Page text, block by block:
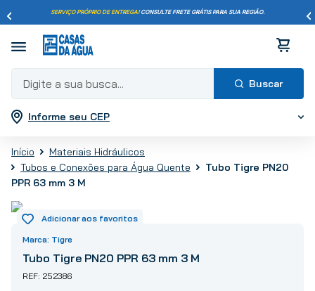
SERVIÇO PRÓPRIO DE ENTREGA!CONSULTE FRETE GRÁTIS PARA SUA REGIÃO.
Digite a sua busca...
Informe seu CEP
Materiais Hidráulicos
Tubos e Conexões para Água Quente
Tubo Tigre PN20
PPR 63 mm 3 M
Tigre
Tubo Tigre PN20 PPR 63 mm 3 M
252386
Termos mais buscados
2
porcelanato
3º
piso
5
º
vaso sanitário
6º
torneira
7º
cimento
8º
chuveiro